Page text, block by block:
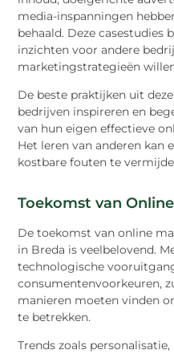
media-inspanningen
behaald. Deze casestudies
inzichten voor andere
marketingstrategieën
De beste praktijken uit
bedrijven inspireren en
van hun eigen effectieve
Het leren van anderen kan
kostbare fouten te
Toekomst van
De toekomst van online
in Breda is veelbelovend.
technologische
consumentenvoorkeuren,
manieren moeten vinden
te betrekken.
Trends zoals